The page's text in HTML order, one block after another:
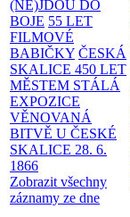
(NE)JDOU DO
BOJE 55 LET
FILMOVÉ
BABIČKY ČESKÁ
SKALICE 450 LET
MĚSTEM STÁLÁ
EXPOZICE
VĚNOVANÁ
BITVĚ U ČESKÉ
SKALICE 28. 6.
1866
Zobrazit všechny
záznamy ze dne